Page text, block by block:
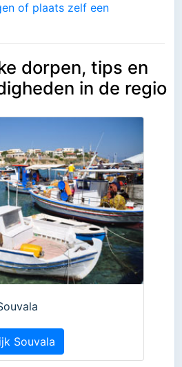
of plaats zelf een
dorpen, tips en
in de regio
Souvala